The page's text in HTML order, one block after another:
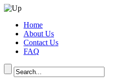
Home
About Us
Contact Us
FAQ